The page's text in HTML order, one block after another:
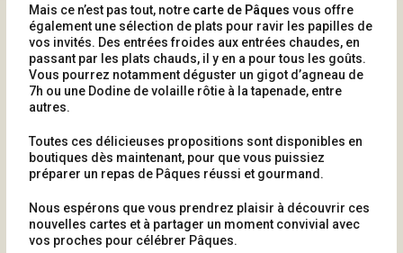
Mais ce n’est pas tout, notre carte de Pâques vous offre
également une sélection de plats pour ravir les papilles de
vos invités. Des entrées froides aux entrées chaudes, en
passant par les plats chauds, il y en a pour tous les goûts.
Vous pourrez notamment déguster un gigot d’agneau de
7h ou une Dodine de volaille rôtie à la tapenade, entre
autres.
Toutes ces délicieuses propositions sont disponibles en
boutiques dès maintenant, pour que vous puissiez
préparer un repas de Pâques réussi et gourmand.
Nous espérons que vous prendrez plaisir à découvrir ces
nouvelles cartes et à partager un moment convivial avec
vos proches pour célébrer Pâques.